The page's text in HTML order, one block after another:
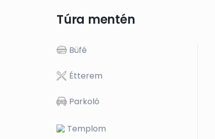
Túra mentén
Büfé
Étterem
Parkoló
Templom